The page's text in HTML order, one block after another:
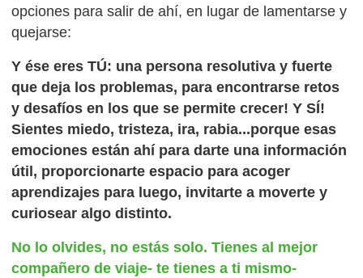
opciones para salir de ahí, en lugar de lamentarse y
quejarse:
Y ése eres TÚ: una persona resolutiva y fuerte
que deja los problemas, para encontrarse retos
y desafíos en los que se permite crecer! Y SÍ!
Sientes miedo, tristeza, ira, rabia...porque esas
emociones están ahí para darte una información
útil, proporcionarte espacio para acoger
aprendizajes para luego, invitarte a moverte y
curiosear algo distinto.
No lo olvides, no estás solo. Tienes al mejor
compañero de viaje- te tienes a ti mismo-